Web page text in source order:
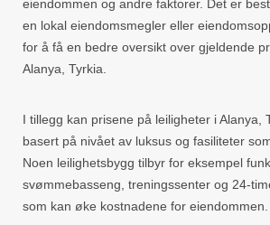
eiendommen og andre faktorer. Det er
en lokal eiendomsmegler eller
for å få en bedre oversikt over gjeldende
Alanya, Tyrkia.
I tillegg kan prisene på leiligheter i Alanya,
basert på nivået av luksus og fasiliteter
Noen leilighetsbygg tilbyr for eksempel
svømmebasseng, treningssenter og 24-
som kan øke kostnadene for eiendommen.